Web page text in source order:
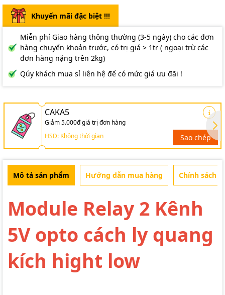
Khuyến mãi đặc biệt !!!
Miễn phí Giao hàng thông thường (3-5 ngày) cho các đơn
hàng chuyển khoản trước, có trị giá > 1tr ( ngoại trừ các
đơn hàng nặng trên 2kg)
Qúy khách mua sỉ liên hệ để có mức giá ưu đãi !
CAKA5
Giảm 5.000đ giá trị đơn hàng
HSD: Không thời gian
Sao chép
Mô tả sản phẩm Hướng dẫn mua hàng Chính sách
Module Relay 2 Kênh
5V opto cách ly quang
kích hight low